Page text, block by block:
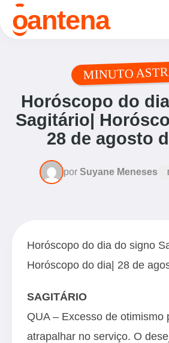
oantena
MINUTO
Horóscopo do
Sagitário|
28 de agosto
por Suyane Meneses
Horóscopo do dia do signo
Horóscopo do dia| 28 de
SAGITÁRIO
QUA – Excesso de otimismo
atrapalhar no serviço. O